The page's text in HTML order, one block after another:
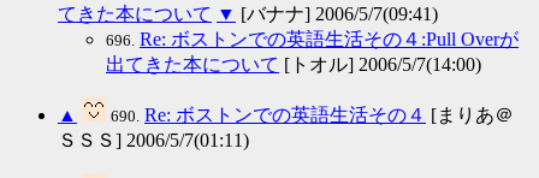
てきた本について ▼ [バナナ] 2006/5/7(09:41)
696. Re: ボストンでの英語生活その４:Pull Overが
出てきた本について [トオル] 2006/5/7(14:00)
▲ 690. Re: ボストンでの英語生活その４ [まりあ＠
ＳＳＳ] 2006/5/7(01:11)